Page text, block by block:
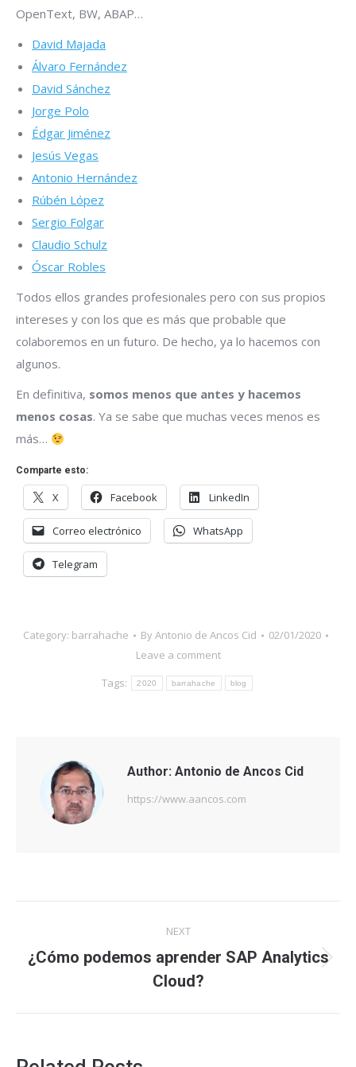
OpenText, BW, ABAP…
David Majada
Álvaro Fernández
David Sánchez
Jorge Polo
Édgar Jiménez
Jesús Vegas
Antonio Hernández
Rúbén López
Sergio Folgar
Claudio Schulz
Óscar Robles
Todos ellos grandes profesionales pero con sus propios
intereses y con los que es más que probable que
colaboremos en un futuro. De hecho, ya lo hacemos con
algunos.
En definitiva, somos menos que antes y hacemos
menos cosas. Ya se sabe que muchas veces menos es
más…
Comparte esto:
X Facebook LinkedIn
Correo electrónico WhatsApp
Telegram
Category: barrahache ByAntonio de Ancos Cid
02/01/2020
Leave a comment
Tags:
2020 barrahache blog
Author: Antonio de Ancos Cid
https://www.aancos.com
navigation
NEXT
Next
post:
¿Cómo podemos aprender SAP Analytics
Cloud?